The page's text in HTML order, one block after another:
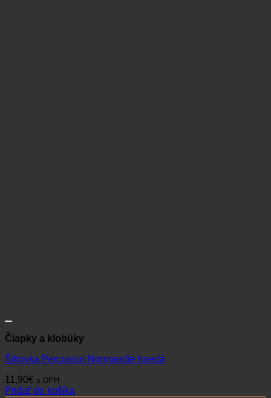
Čiapky a klobúky
Šiltovka Percusion Normandie hnedá
11,90€ s DPH
Pridať do košíka